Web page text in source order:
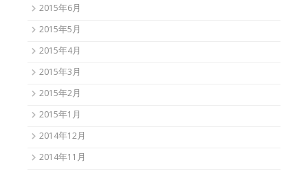
2015年6月
2015年5月
2015年4月
2015年3月
2015年2月
2015年1月
2014年12月
2014年11月